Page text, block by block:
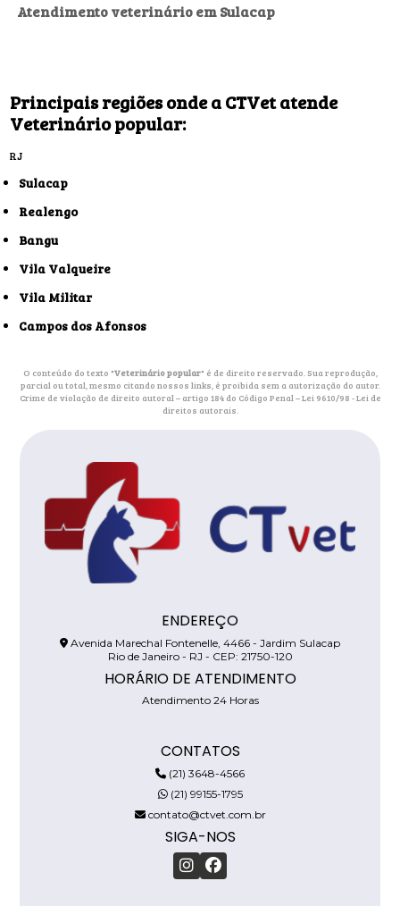
Atendimento veterinário em Sulacap
Principais regiões onde a CTVet atende
Veterinário popular:
RJ
Sulacap
Realengo
Bangu
Vila Valqueire
Vila Militar
Campos dos Afonsos
O conteúdo do texto "Veterinário popular" é de direito reservado. Sua reprodução,
parcial ou total, mesmo citando nossos links, é proibida sem a autorização do autor.
Crime de violação de direito autoral – artigo 184 do Código Penal –Lei 9610/98 - Lei de
direitos autorais.
ENDEREÇO
Avenida Marechal Fontenelle, 4466 - Jardim Sulacap
Rio de Janeiro - RJ - CEP: 21750-120
HORÁRIO DE ATENDIMENTO
Atendimento 24 Horas
CONTATOS
(21) 3648-4566
(21) 99155-1795
contato@ctvet.com.br
SIGA-NOS